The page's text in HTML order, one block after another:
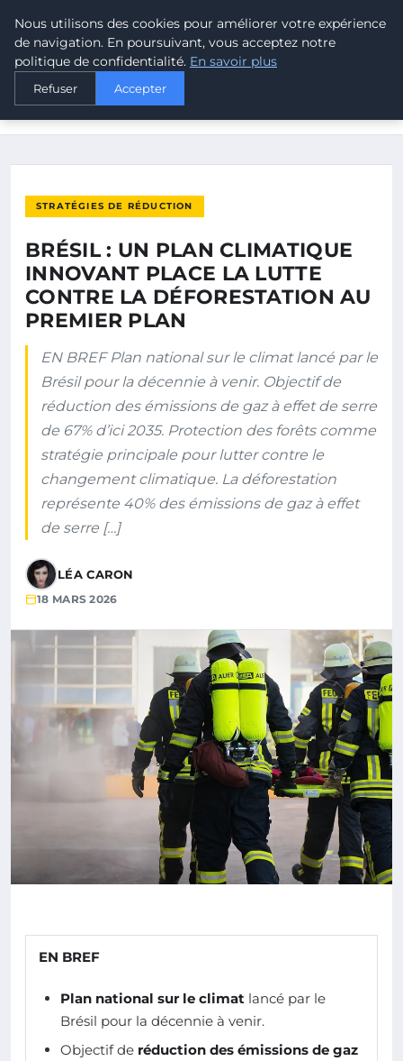
MALTA CLIMATE
ACCUEIL
BRÉSIL : UN PLAN CLIMATIQUE INNOVANT PLACE LA LUTTE
STRATÉGIES DE RÉDUCTION
BRÉSIL : UN PLAN CLIMATIQUE
INNOVANT PLACE LA LUTTE
CONTRE LA DÉFORESTATION AU
PREMIER PLAN
EN BREF Plan national sur le climat lancé par le
Brésil pour la décennie à venir. Objectif de
réduction des émissions de gaz à effet de serre
de 67% d’ici 2035. Protection des forêts comme
stratégie principale pour lutter contre le
changement climatique. La déforestation
représente 40% des émissions de gaz à effet
de serre […]
LÉA CARON
18 MARS 2026
EN BREF
Plan national sur le climat lancé par le
Brésil pour la décennie à venir.
Objectif de réduction des émissions de gaz
Nous utilisons des cookies pour améliorer votre expérience
de navigation. En poursuivant, vous acceptez notre
politique de confidentialité. En savoir plus
Refuser Accepter